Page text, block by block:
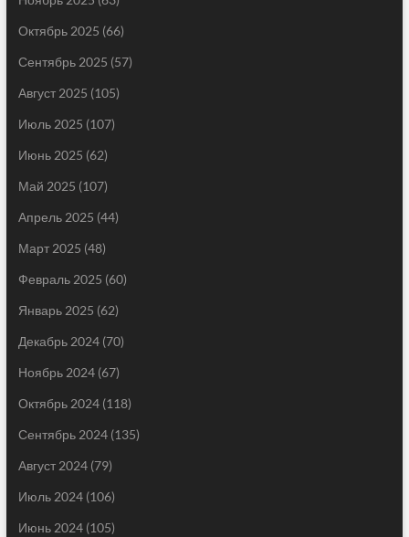
Октябрь 2025 (66)
Сентябрь 2025 (57)
Август 2025 (105)
Июль 2025 (107)
Июнь 2025 (62)
Май 2025 (107)
Апрель 2025 (44)
Март 2025 (48)
Февраль 2025 (60)
Январь 2025 (62)
Декабрь 2024(70)
Ноябрь 2024(67)
Октябрь 2024(118)
Сентябрь 2024(135)
Август 2024(79)
Июль 2024(106)
Июнь 2024(105)